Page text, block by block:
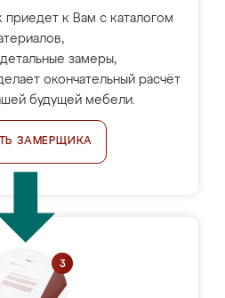
к Вам с каталогом
замеры,
окончательный расчёт
будущей мебели.
ЗАМЕРЩИКА